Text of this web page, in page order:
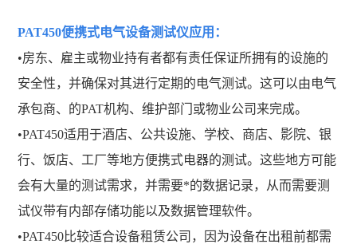
PAT450便携式电气设备测试仪应用：
•房东、雇主或物业持有者都有责任保证所拥有的设施的
安全性，并确保对其进行定期的电气测试。这可以由电气
承包商、的PAT机构、维护部门或物业公司来完成。
•PAT450适用于酒店、公共设施、学校、商店、影院、银
行、饭店、工厂等地方便携式电器的测试。这些地方可能
会有大量的测试需求，并需要*的数据记录，从而需要测
试仪带有内部存储功能以及数据管理软件。
•PAT450比较适合设备租赁公司，因为设备在出租前都需